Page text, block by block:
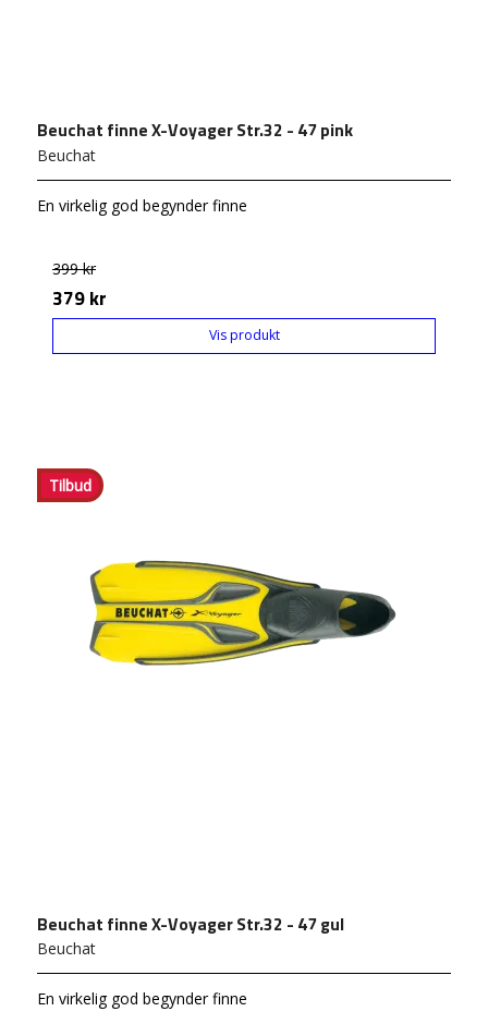
Beuchat finne X-Voyager Str.32 - 47 pink
Beuchat
En virkelig god begynder finne
399 kr
379 kr
Vis produkt
Tilbud
Beuchat finne X-Voyager Str.32 - 47 gul
Beuchat
En virkelig god begynder finne